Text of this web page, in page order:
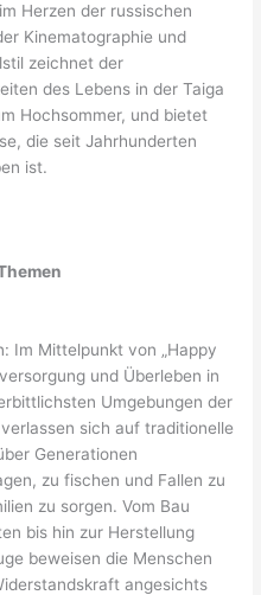
Herzen der russischen
Kinematographie und
zeichnet der
des Lebens in der Taiga
Hochsommer, und bietet
die seit Jahrhunderten
ist.
Im Mittelpunkt von „Happy
und Überleben in
Umgebungen der
sich auf traditionelle
Generationen
zu fischen und Fallen zu
zu sorgen. Vom Bau
bis hin zur Herstellung
beweisen die Menschen
angesichts